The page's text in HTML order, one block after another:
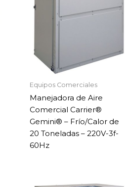
Equipos Comerciales
Manejadora de Aire
Comercial Carrier®
Gemini® – Frío/Calor de
20 Toneladas – 220V-3f-
60Hz